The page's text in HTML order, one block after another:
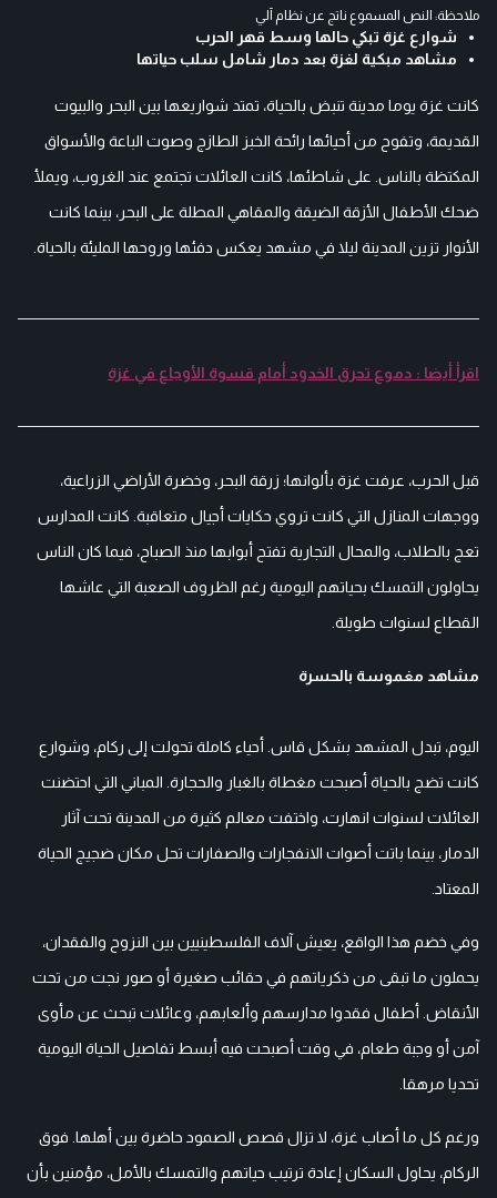
ملاحظة: النص المسموع ناتج عن نظام آلي
شوارع غزة تبكي حالها وسط قهر الحرب
مشاهد مبكية لغزة بعد دمار شامل سلب حياتها
كانت غزة يوما مدينة تنبض بالحياة، تمتد شواريعها بين البحر والبيوت
القديمة، وتفوح من أحيائها رائحة الخبز الطازج وصوت الباعة والأسواق
المكتظة بالناس. على شاطئها، كانت العائلات تجتمع عند الغروب، ويملأ
ضحك الأطفال الأزقة الضيقة والمقاهي المطلة على البحر، بينما كانت
الأنوار تزين المدينة ليلا في مشهد يعكس دفئها وروحها المليئة بالحياة.
اقرأ أيضا : دموع تحرق الخدود أمام قسوة الأوجاع في غزة
قبل الحرب، عرفت غزة بألوانها؛ زرقة البحر، وخضرة الأراضي الزراعية،
ووجهات المنازل التي كانت تروي حكايات أجيال متعاقبة. كانت المدارس
تعج بالطلاب، والمحال التجارية تفتح أبوابها منذ الصباح، فيما كان الناس
يحاولون التمسك بحياتهم اليومية رغم الظروف الصعبة التي عاشها
القطاع لسنوات طويلة.
مشاهد مغموسة بالحسرة
اليوم، تبدل المشهد بشكل قاس. أحياء كاملة تحولت إلى ركام، وشوارع
كانت تضج بالحياة أصبحت مغطاة بالغبار والحجارة. المباني التي احتضنت
العائلات لسنوات انهارت، واختفت معالم كثيرة من المدينة تحت آثار
الدمار، بينما باتت أصوات الانفجارات والصفارات تحل مكان ضجيج الحياة
المعتاد.
وفي خضم هذا الواقع، يعيش آلاف الفلسطينيين بين النزوح والفقدان،
يحملون ما تبقى من ذكرياتهم في حقائب صغيرة أو صور نجت من تحت
الأنقاض. أطفال فقدوا مدارسهم وألعابهم، وعائلات تبحث عن مأوى
آمن أو وجبة طعام، في وقت أصبحت فيه أبسط تفاصيل الحياة اليومية
تحديا مرهقا.
ورغم كل ما أصاب غزة، لا تزال قصص الصمود حاضرة بين أهلها. فوق
الركام، يحاول السكان إعادة ترتيب حياتهم والتمسك بالأمل، مؤمنين بأن